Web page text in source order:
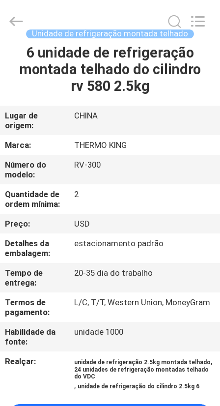
PARA
CASA
SOBRE
NÓS
VISITA
À
CONTROLE
DE
QUALIDADE
CONTACTE-
NOS
NOTÍCIAS
INDUSTRY
Unidade de refrigeração montada telhado
6 unidade de refrigeração
montada telhado do cilindro
rv 580 2.5kg
Lugar de
origem:
CHINA
Marca:
THERMO KING
Número do
modelo:
RV-300
Quantidade de
ordem mínima:
2
Preço:
USD
Detalhes da
embalagem:
estacionamento padrão
Tempo de
entrega:
20-35 dia do trabalho
Termos de
pagamento:
L/C, T/T, Western Union, MoneyGram
Habilidade da
fonte:
unidade 1000
Realçar: unidade de refrigeração 2.5kg montada telhado,
24 unidades de refrigeração montadas telhado
do VDC
, unidade de refrigeração do cilindro 2.5kg 6